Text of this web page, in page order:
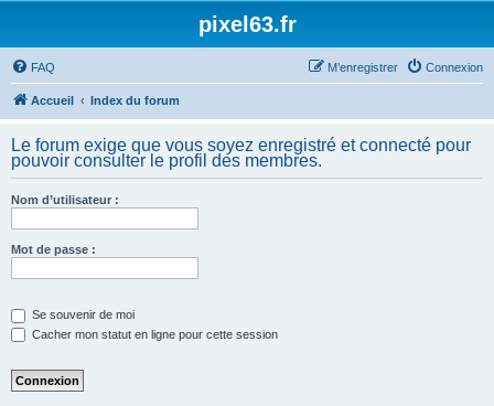
pixel63.fr
FAQ Connexion
M’enregistrer
Accueil Index du forum
Le forum exige que vous soyez enregistré et connecté pour
pouvoir consulter le profil des membres.
Nom d’utilisateur :
Mot de passe :
Se souvenir de moi
Cacher mon statut en ligne pour cette session